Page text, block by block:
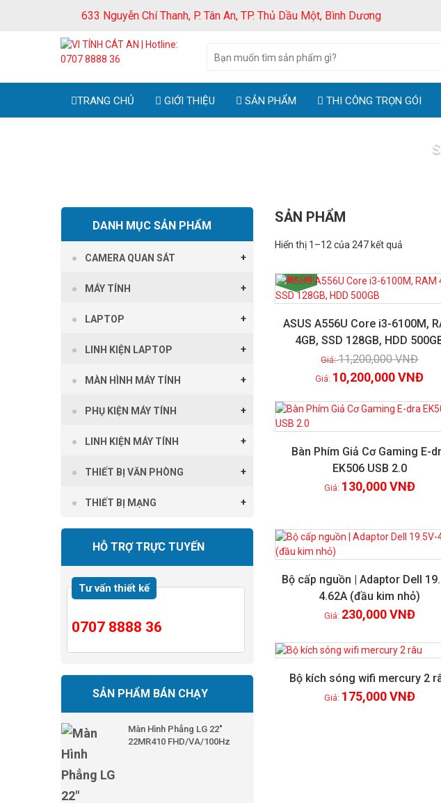
633 Nguyễn Chí Thanh, P. Tân An, TP. Thủ Dầu Một, Bình Dương
TRANG CHỦ GIỚI THIỆU SẢN PHẨM THI CÔNG TRỌN GÓI
SẢN PHẨM
Hiển thị 1–12 của 247 kết quả
GIẢM GIÁ!
Xem chi tiết
ASUS A556U Core i3-6100M,
4GB, SSD 128GB, HDD
11,200,000VNĐ
10,200,000VNĐ
Xem chi tiết
Bàn Phím Giả Cơ Gaming E-
EK506 USB 2.0
130,000VNĐ
Xem chi tiết
Bộ cấp nguồn | Adaptor Dell
4.62A (đầu kim nhỏ)
230,000VNĐ
Bộ kích sóng wifi mercury 2
175,000VNĐ
DANH MỤC SẢN PHẨM
CAMERA QUAN SÁT
MÁY TÍNH
LAPTOP
LINH KIỆN LAPTOP
MÀN HÌNH MÁY TÍNH
PHỤ KIỆN MÁY TÍNH
LINH KIỆN MÁY TÍNH
THIẾT BỊ VĂN PHÒNG
THIẾT BỊ MẠNG
HỖ TRỢ TRỰC TUYẾN
Tư vấn thiết kế
0707 8888 36
SẢN PHẨM BÁN CHẠY
Màn Hình Phẳng LG 22"
22MR410 FHD/VA/100Hz